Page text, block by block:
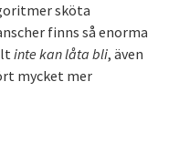
sköta
finns så enorma
inte kan låta bli, även
mycket mer